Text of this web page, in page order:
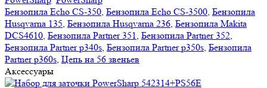
Бензопила Echo CS-350 Бензопила Echo CS-3500 Бензопила
Husqvarna 135 Бензопила Husqvarna 236 Бензопила Makita
DCS4610 Бензопила Partner 351 Бензопила Partner 352
Бензопила Partner p340s Бензопила Partner p350s Бензопила
Partner p360s Цепь на 56 звеньев
Аксессуары